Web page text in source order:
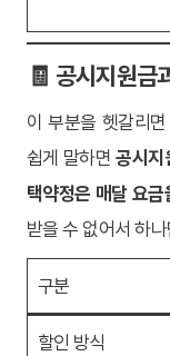
🧾 공시지원금
이 부분을 헷갈리
쉽게 말하면공시지
택약정은 매달 요
받을 수 없어서 하
구분
할인 방식